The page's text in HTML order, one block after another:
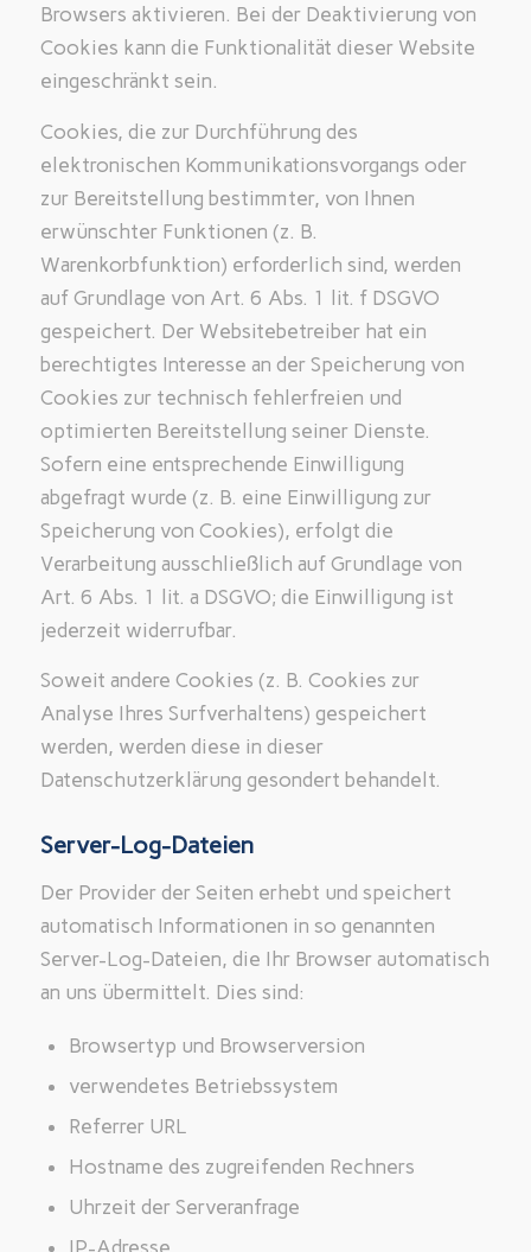
Browsers aktivieren. Bei der Deaktivierung von
Cookies kann die Funktionalität dieser Website
eingeschränkt sein.
Cookies, die zur Durchführung des
elektronischen Kommunikationsvorgangs oder
zur Bereitstellung bestimmter, von Ihnen
erwünschter Funktionen (z. B.
Warenkorbfunktion) erforderlich sind, werden
auf Grundlage von Art. 6 Abs. 1 lit. f DSGVO
gespeichert. Der Websitebetreiber hat ein
berechtigtes Interesse an der Speicherung von
Cookies zur technisch fehlerfreien und
optimierten Bereitstellung seiner Dienste.
Sofern eine entsprechende Einwilligung
abgefragt wurde (z. B. eine Einwilligung zur
Speicherung von Cookies), erfolgt die
Verarbeitung ausschließlich auf Grundlage von
Art. 6 Abs. 1 lit. a DSGVO; die Einwilligung ist
jederzeit widerrufbar.
Soweit andere Cookies (z. B. Cookies zur
Analyse Ihres Surfverhaltens) gespeichert
werden, werden diese in dieser
Datenschutzerklärung gesondert behandelt.
Server-Log-Dateien
Der Provider der Seiten erhebt und speichert
automatisch Informationen in so genannten
Server-Log-Dateien, die Ihr Browser automatisch
an uns übermittelt. Dies sind:
Browsertyp und Browserversion
verwendetes Betriebssystem
Referrer URL
Hostname des zugreifenden Rechners
Uhrzeit der Serveranfrage
IP-Adresse